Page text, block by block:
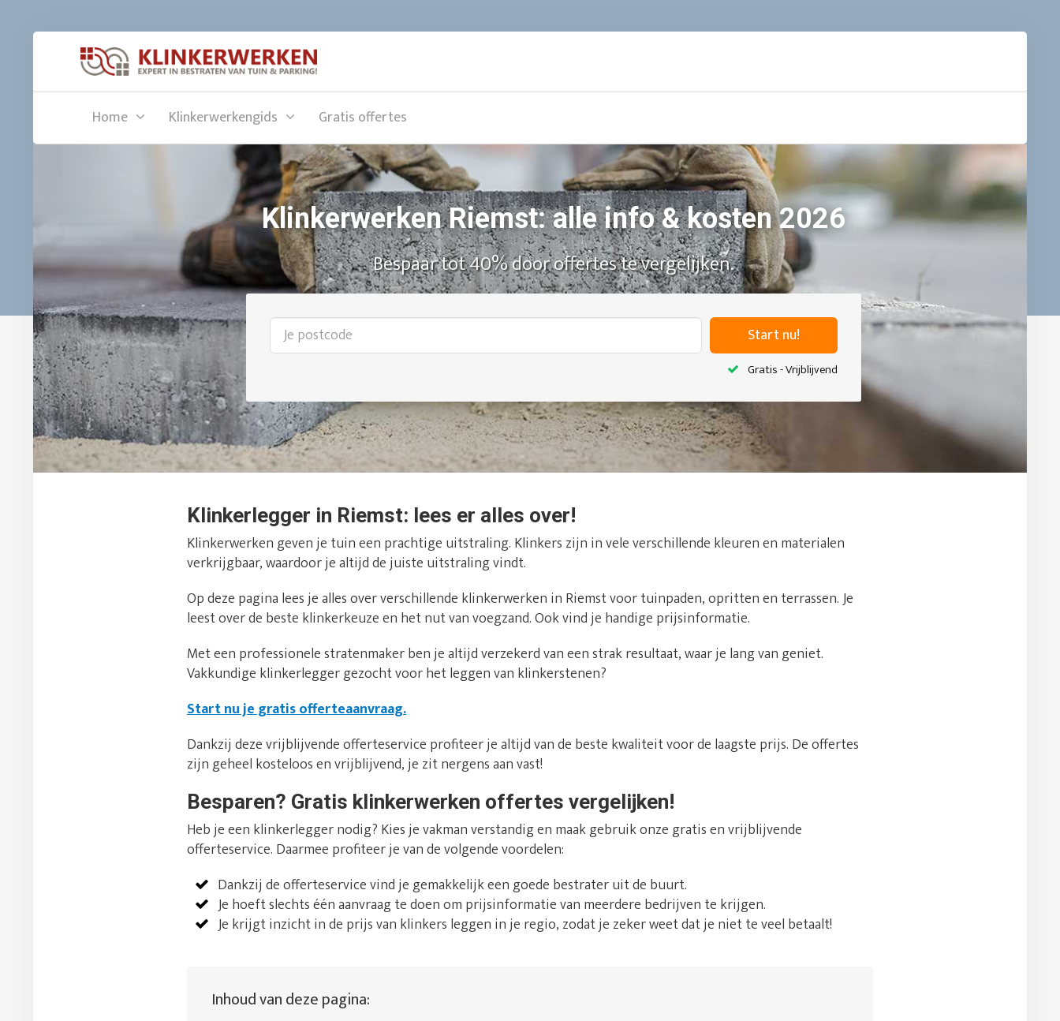
Home Klinkerwerkengids Gratis offertes
Klinkerwerken Riemst: alle info & kosten 2026
Bespaar tot 40% door offertes te vergelijken.
Start nu!
Gratis - Vrijblijvend
Klinkerlegger in Riemst: lees er alles over!
Klinkerwerken geven je tuin een prachtige uitstraling. Klinkers zijn in vele verschillende kleuren en materialen
verkrijgbaar, waardoor je altijd de juiste uitstraling vindt.
Op deze pagina lees je alles over verschillende klinkerwerken in Riemst voor tuinpaden, opritten en terrassen. Je
leest over de beste klinkerkeuze en het nut van voegzand. Ook vind je handige prijsinformatie.
Met een professionele stratenmaker ben je altijd verzekerd van een strak resultaat, waar je lang van geniet.
Vakkundige klinkerlegger gezocht voor het leggen van klinkerstenen?
Start nu je gratis offerteaanvraag.
Dankzij deze vrijblijvende offerteservice profiteer je altijd van de beste kwaliteit voor de laagste prijs. De offertes
zijn geheel kosteloos en vrijblijvend, je zit nergens aan vast!
Besparen? Gratis klinkerwerken offertes vergelijken!
Heb je een klinkerlegger nodig? Kies je vakman verstandig en maak gebruik onze gratis en vrijblijvende
offerteservice. Daarmee profiteer je van de volgende voordelen:
Dankzij de offerteservice vind je gemakkelijk een goede bestrater uit de buurt.
Je hoeft slechts één aanvraag te doen om prijsinformatie van meerdere bedrijven te krijgen.
Je krijgt inzicht in de prijs van klinkers leggen in je regio, zodat je zeker weet dat je niet te veel betaalt!
Inhoud van deze pagina: